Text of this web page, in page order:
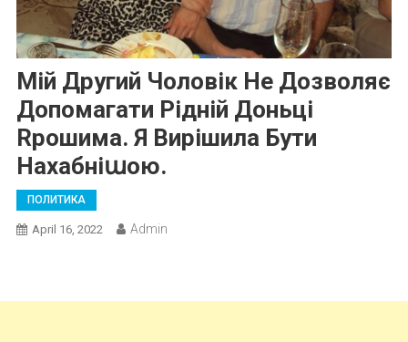
Мій Другий Чоловік Не Дозволяє
Допомагати Рідній Доньці
Rрошима. Я Вирішила Бути
Нахабніաою.
ПОЛИТИКА
April 16, 2022 Admin